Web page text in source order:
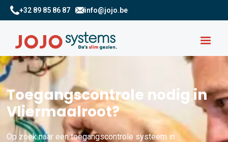
+32 89 85 86 87 info@jojo.be
Toegangscontrole nodig in
Vliermaalroot?
Op zoek naar een toegangscontrole systeem in